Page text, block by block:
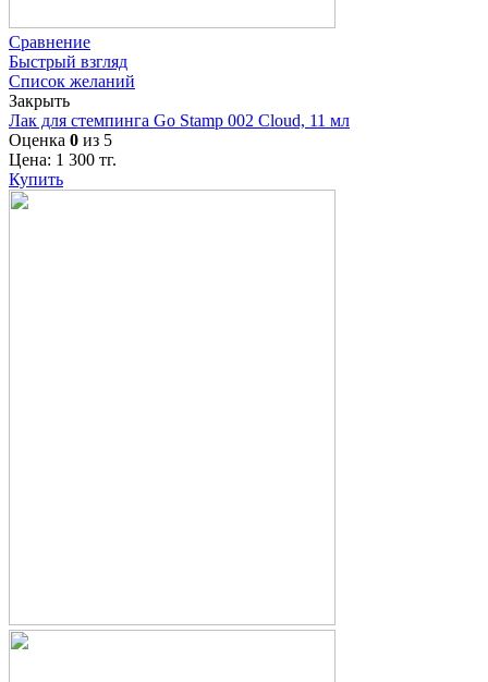
Сравнение
Быстрый взгляд
Список желаний
Закрыть
Лак для стемпинга Go Stamp 002 Cloud, 11 мл
Оценка 0 из 5
Цена: 1 300 тг.
Купить